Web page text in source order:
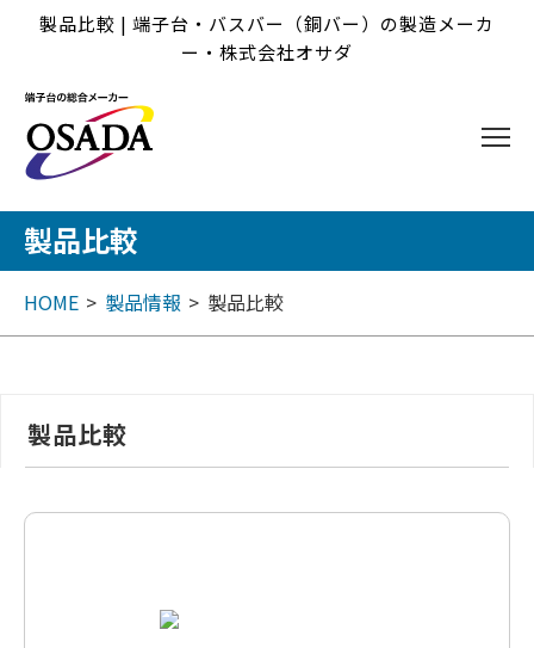
製品比較 | 端子台・バスバー（銅バー）の製造メーカ
ー・株式会社オサダ
製品比較
HOME 製品情報 製品比較
製品比較